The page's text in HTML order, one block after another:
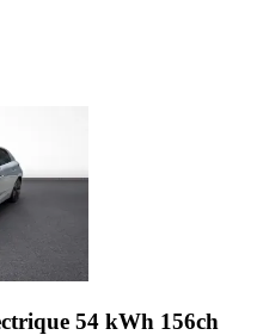
54 kWh 156ch